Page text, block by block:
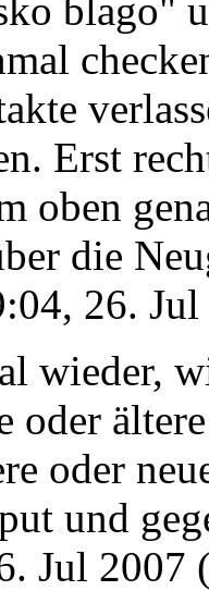
blago"
Erst
oben
die
26.
wieder,
oder
oder
und
Jul 2007